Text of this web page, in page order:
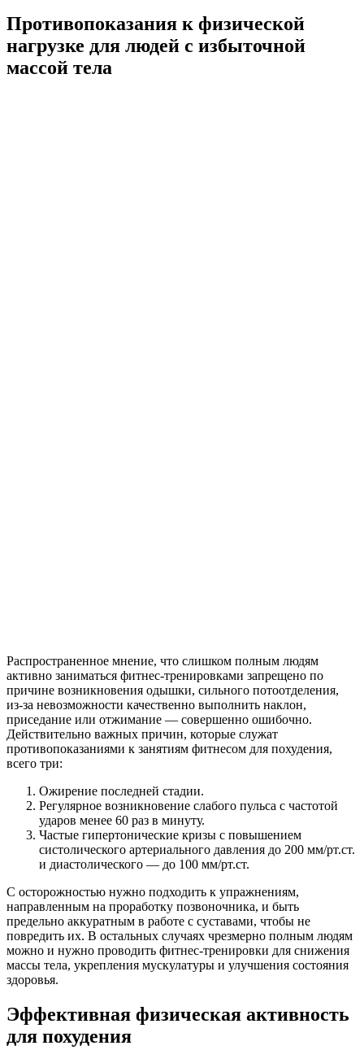
Противопоказания к физической
нагрузке для людей с избыточной
массой тела
Распространенное мнение, что слишком полным людям
активно заниматься фитнес-тренировками запрещено по
причине возникновения одышки, сильного потоотделения,
из-за невозможности качественно выполнить наклон,
приседание или отжимание — совершенно ошибочно.
Действительно важных причин, которые служат
противопоказаниями к занятиям фитнесом для похудения,
всего три:
Ожирение последней стадии.
Регулярное возникновение слабого пульса с частотой
ударов менее 60 раз в минуту.
Частые гипертонические кризы с повышением
систолического артериального давления до 200 мм/рт.ст.
и диастолического — до 100 мм/рт.ст.
С осторожностью нужно подходить к упражнениям,
направленным на проработку позвоночника, и быть
предельно аккуратным в работе с суставами, чтобы не
повредить их. В остальных случаях чрезмерно полным людям
можно и нужно проводить фитнес-тренировки для снижения
массы тела, укрепления мускулатуры и улучшения состояния
здоровья.
Эффективная физическая активность
для похудения